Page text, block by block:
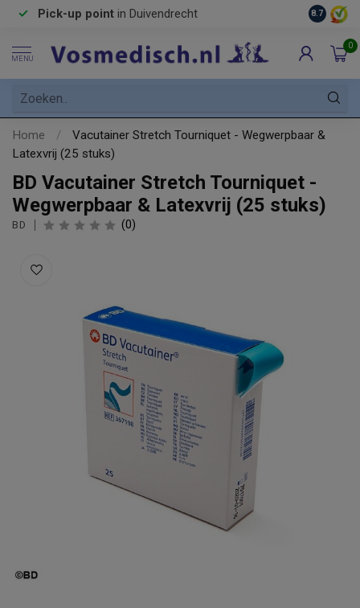
Pick-up point in Duivendrecht 8.7
MENU
0
Home /
Vacutainer Stretch Tourniquet - Wegwerpbaar &
Latexvrij (25 stuks)
BD Vacutainer Stretch Tourniquet -
Wegwerpbaar & Latexvrij (25 stuks)
BD (0)